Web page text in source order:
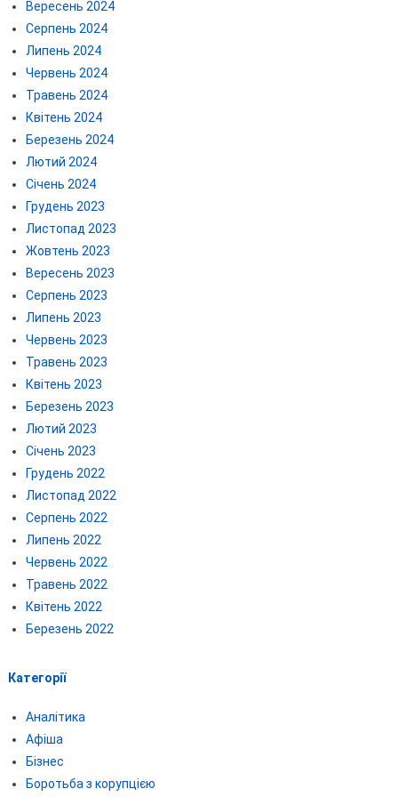
Вересень 2024
Серпень 2024
Липень 2024
Червень 2024
Травень 2024
Квітень 2024
Березень 2024
Лютий 2024
Січень 2024
Грудень 2023
Листопад 2023
Жовтень 2023
Вересень 2023
Серпень 2023
Липень 2023
Червень 2023
Травень 2023
Квітень 2023
Березень 2023
Лютий 2023
Січень 2023
Грудень 2022
Листопад 2022
Серпень 2022
Липень 2022
Червень 2022
Травень 2022
Квітень 2022
Березень 2022
Категорії
Аналітика
Афіша
Бізнес
Боротьба з корупцією